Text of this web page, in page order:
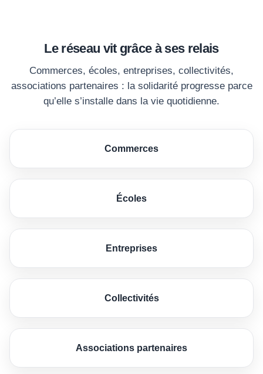
Le réseau vit grâce à ses relais
Commerces, écoles, entreprises, collectivités,
associations partenaires : la solidarité progresse parce
qu’elle s’installe dans la vie quotidienne.
Commerces
Écoles
Entreprises
Collectivités
Associations partenaires